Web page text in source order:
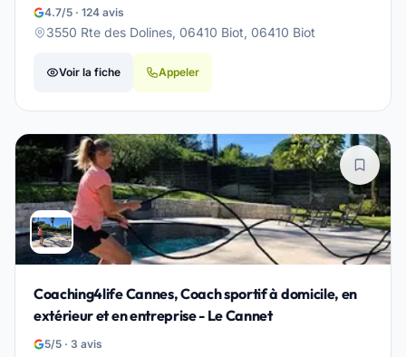
4.7/5 · 124 avis
3550 Rte des Dolines, 06410 Biot, 06410 Biot
Voir la fiche Appeler
Coaching4life Cannes, Coach sportif à domicile, en
extérieur et en entreprise - Le Cannet
5/5 · 3 avis